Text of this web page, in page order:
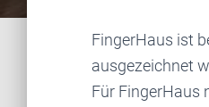
FingerHaus ist
ausgezeichnet
Für FingerHaus